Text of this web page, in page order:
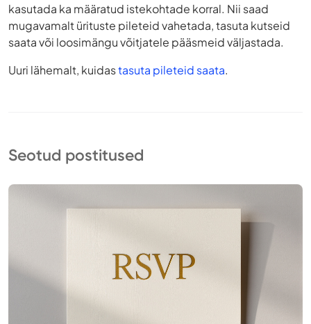
kasutada ka määratud istekohtade korral. Nii saad
mugavamalt ürituste pileteid vahetada, tasuta kutseid
saata või loosimängu võitjatele pääsmeid väljastada.
Uuri lähemalt, kuidastasuta pileteid saata.
Seotud postitused